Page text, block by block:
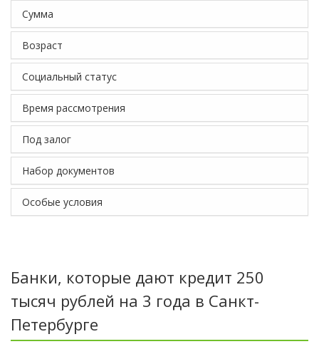
Сумма
Возраст
Социальный статус
Время рассмотрения
Под залог
Набор документов
Особые условия
Банки, которые дают кредит 250
тысяч рублей на 3 года в Санкт-
Петербурге